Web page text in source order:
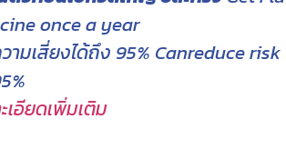
once a year
ามเสี่ยงได้ถึง 95% Canreduce risk
เอียดเพิ่มเติม